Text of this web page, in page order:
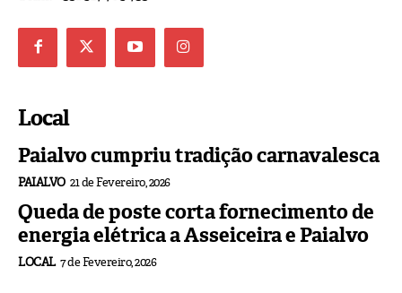
Local
Paialvo cumpriu tradição carnavalesca
PAIALVO 21 de Fevereiro, 2026
Queda de poste corta fornecimento de
energia elétrica a Asseiceira e Paialvo
LOCAL 7 de Fevereiro, 2026